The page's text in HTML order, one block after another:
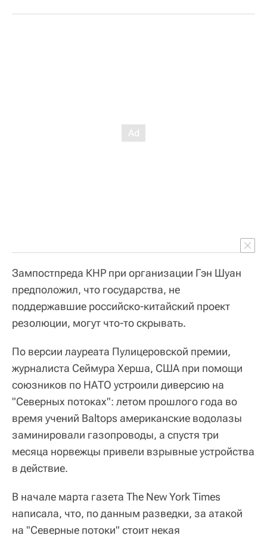
Зампостпреда КНР при организации Гэн Шуан
предположил, что государства, не
поддержавшие российско-китайский проект
резолюции, могут что-то скрывать.
По версии лауреата Пулицеровской премии,
журналиста Сеймура Херша, США при помощи
союзников по НАТО устроили диверсию на
"Северных потоках": летом прошлого года во
время учений Baltops американские водолазы
заминировали газопроводы, а спустя три
месяца норвежцы привели взрывные устройства
в действие.
В начале марта газета The New York Times
написала, что, по данным разведки, за атакой
на "Северные потоки" стоит некая